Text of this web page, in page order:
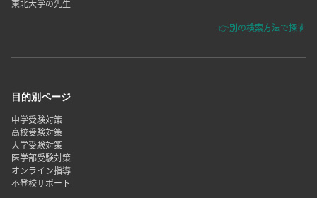
東北大学の先生
👉別の検索方法で探す
目的別ページ
中学受験対策
高校受験対策
大学受験対策
医学部受験対策
オンライン指導
不登校サポート